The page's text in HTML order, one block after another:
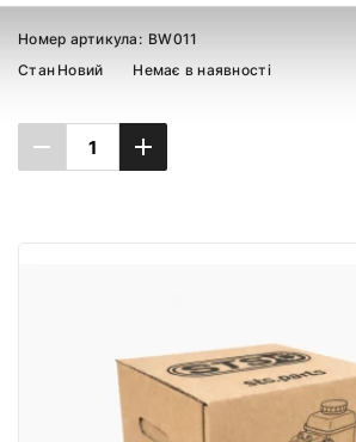
Номер артикула: BW011
Стан Новий Немає в наявності